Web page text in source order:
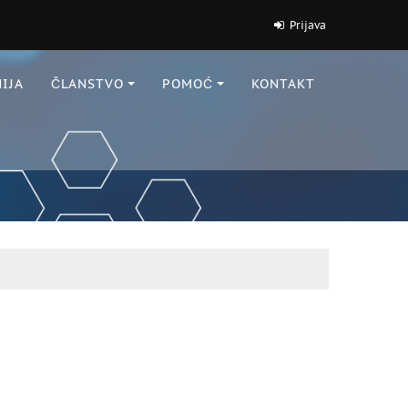
Prijava
ČLANSTVO POMOĆ KONTAKT